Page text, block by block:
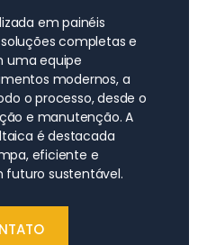
em painéis
completas e
uma equipe
modernos, a
o processo, desde o
e manutenção. A
é destacada
eficiente e
sustentável.